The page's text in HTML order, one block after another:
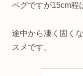
ペグですが15cm程
途中から凄く固く
スメです。